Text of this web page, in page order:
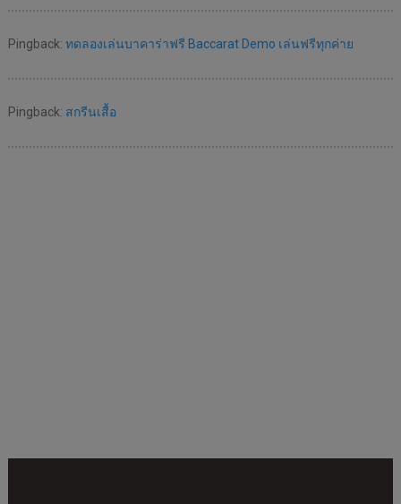
Pingback: ทดลองเล่นบาคาร่าฟรี Baccarat Demo เล่นฟรีทุกค่าย
Pingback: สกรีนเสื้อ